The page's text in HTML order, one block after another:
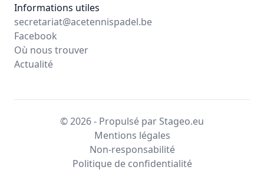
Informations utiles
secretariat@acetennispadel.be
Facebook
Où nous trouver
Actualité
© 2026 - Propulsé par Stageo.eu
Mentions légales
Non-responsabilité
Politique de confidentialité